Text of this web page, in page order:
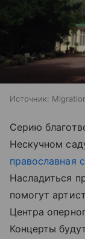
Источник:
Серию
Нескучном
православная
Насладиться
помогут
Центра
Концерты